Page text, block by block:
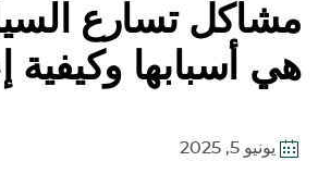
مشاكل تسارع
هي أسبابها وكيفية
يونيو 5, 2025